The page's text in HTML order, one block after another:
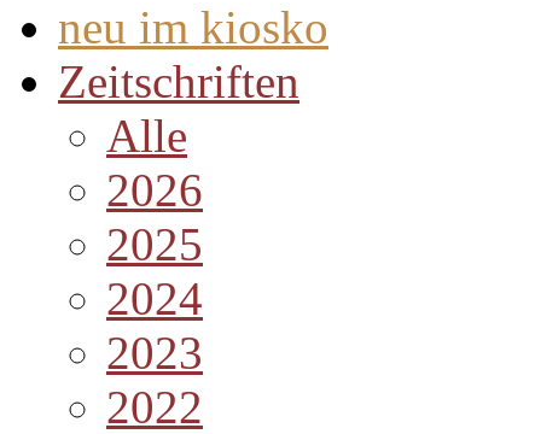
neu im kiosko
Zeitschriften
Alle
2026
2025
2024
2023
2022